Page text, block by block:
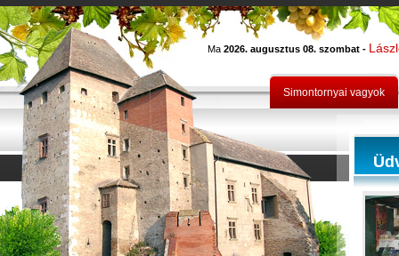
Ma 2026. augusztus 08. szombat -
Simontornyai vagyok